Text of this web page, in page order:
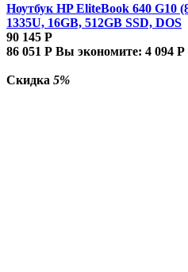
Ноутбук HP EliteBook 640 G10
1335U, 16GB, 512GB SSD, DOS
90 145 Р
86 051 Р Вы экономите: 4 094 Р
Скидка 5%